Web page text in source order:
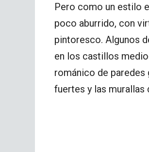
Pero como un estilo
poco aburrido, con
pintoresco. Algunos
en los castillos
románico de paredes
fuertes y las murallas